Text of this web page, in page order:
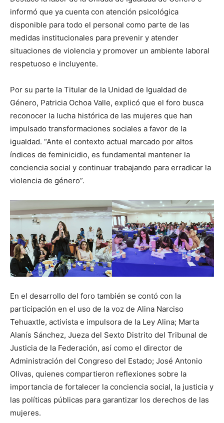
informó que ya cuenta con atención psicológica
disponible para todo el personal como parte de las
medidas institucionales para prevenir y atender
situaciones de violencia y promover un ambiente laboral
respetuoso e incluyente.
Por su parte la Titular de la Unidad de Igualdad de
Género, Patricia Ochoa Valle, explicó que el foro busca
reconocer la lucha histórica de las mujeres que han
impulsado transformaciones sociales a favor de la
igualdad. “Ante el contexto actual marcado por altos
índices de feminicidio, es fundamental mantener la
conciencia social y continuar trabajando para erradicar la
violencia de género”.
En el desarrollo del foro también se contó con la
participación en el uso de la voz de Alina Narciso
Tehuaxtle, activista e impulsora de la Ley Alina; Marta
Alanís Sánchez, Jueza del Sexto Distrito del Tribunal de
Justicia de la Federación, así como el director de
Administración del Congreso del Estado; José Antonio
Olivas, quienes compartieron reflexiones sobre la
importancia de fortalecer la conciencia social, la justicia y
las políticas públicas para garantizar los derechos de las
mujeres.